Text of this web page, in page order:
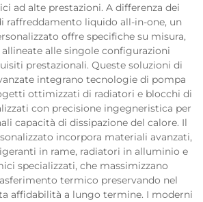
ad alte prestazioni. A differenza dei
raffreddamento liquido all-in-one, un
offre specifiche su misura,
alle singole configurazioni
prestazionali. Queste soluzioni di
integrano tecnologie di pompa
ottimizzati di radiatori e blocchi di
con precisione ingegneristica per
capacità di dissipazione del calore. Il
incorpora materiali avanzati,
in rame, radiatori in alluminio e
specializzati, che massimizzano
termico preservando nel
affidabilità a lungo termine. I moderni